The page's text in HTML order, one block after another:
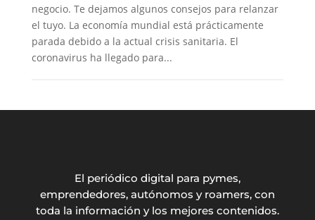
negocio. Te dejamos algunos consejos para relanzar
el tuyo. La economía mundial está prácticamente
parada debido a la actual crisis sanitaria. El
coronavirus ha llegado para...
El periódico digital para pymes,
emprendedores, autónomos y roamers, con
toda la información y los mejores contenidos.